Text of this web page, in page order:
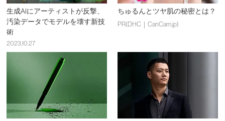
生成AIにアーティストが反撃、
汚染データでモデルを壊す新技
術
2023.10.27
ちゅるんとツヤ肌の秘密とは？
PR(DHC｜CanCam.jp)